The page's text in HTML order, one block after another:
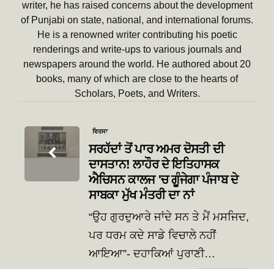
writer, he has raised concerns about the development
of Punjabi on state, national, and international forums.
He is a renowned writer contributing his poetic
renderings and write-ups to various journals and
newspapers around the world. He authored about 20
books, many of which are close to the hearts of
Scholars, Poets, and Writers.
Post
navigation
ਵਿਰਸਾ
ਸਰਹੱਦਾਂ ਤੋਂ ਪਾਰ ਅਮਰ ਦੋਸਤੀ ਦੀ
ਦਾਸਤਾਨ! ਲਾਹੌਰ ਦੇ ਇਤਿਹਾਸਕ
ਐਚਿਸਨ ਕਾਲਜ 'ਚ ਗੂੰਜੇਗਾ ਪੰਜਾਬ ਦੇ
ਸਾਬਕਾ ਮੁੱਖ ਮੰਤਰੀ ਦਾ ਨਾਂ
“ਉਹ ਗੁਰਦੁਆਰੇ ਜਾਂਦੇ ਸਨ ਤੇ ਮੈਂ ਮਸਜਿਦ,
ਪਰ ਧਰਮ ਕਦੇ ਸਾਡੇ ਵਿਚਾਲੇ ਨਹੀਂ
ਆਇਆ”- ਦਹਾਕਿਆਂ ਪੁਰਾਣੀ…